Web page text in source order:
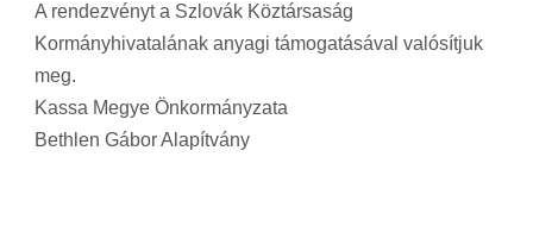
A rendezvényt a Szlovák Köztársaság
Kormányhivatalának anyagi támogatásával valósítjuk
meg.
Kassa Megye Önkormányzata
Bethlen Gábor Alapítvány